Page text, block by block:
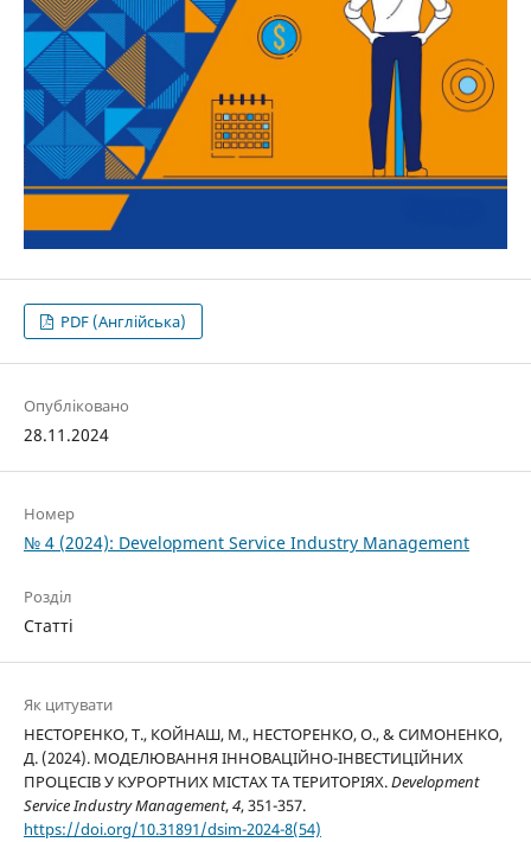
PDF (Англійська)
Опубліковано
28.11.2024
Номер
№ 4 (2024): Development Service Industry Management
Розділ
Статті
Як цитувати
НЕСТОРЕНКО, Т., КОЙНАШ, М., НЕСТОРЕНКО, О., & СИМОНЕНКО,
Д. (2024). МОДЕЛЮВАННЯ ІННОВАЦІЙНО-ІНВЕСТИЦІЙНИХ
ПРОЦЕСІВ У КУРОРТНИХ МІСТАХ ТА ТЕРИТОРІЯХ.Development
Service Industry Management,4, 351-357.
https://doi.org/10.31891/dsim-2024-8(54)